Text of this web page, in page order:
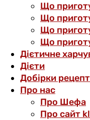
Що
Що
Що
Що
Дієтичне
Дієти
Добірки
Про нас
Про Шефа
Про сайт